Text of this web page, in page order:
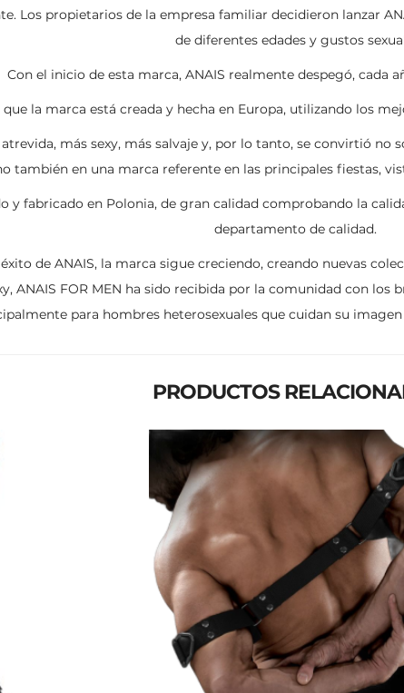
Los propietarios de la empresa familiar decidieron lanzar
de diferentes edades y gustos
Con el inicio de esta marca, ANAIS realmente despegó, cada
la marca está creada y hecha en Europa, utilizando los
atrevida, más sexy, más salvaje y, por lo tanto, se convirtió
también en una marca referente en las principales fiestas,
y fabricado en Polonia, de gran calidad comprobando la
departamento de calidad.
de ANAIS, la marca sigue creciendo, creando nuevas
ANAIS FOR MEN ha sido recibida por la comunidad con los
para hombres heterosexuales que cuidan su
PRODUCTOS